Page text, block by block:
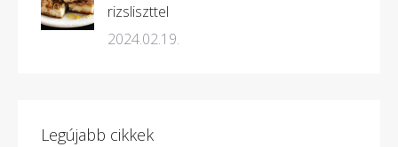
rizsliszttel
2024.02.19.
Legújabb cikkek